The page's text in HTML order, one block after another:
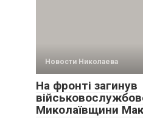
Новости Николаева
На фронті загинув
Миколаївщини